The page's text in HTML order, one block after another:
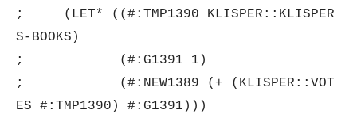
; (LET* ((#:TMP1390 KLISPER::KLISPER
S-BOOKS)
; (#:G1391 1)
; (#:NEW1389 (+ (KLISPER::VOT
ES #:TMP1390) #:G1391)))